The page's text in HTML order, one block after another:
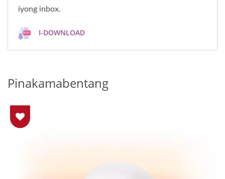
iyong inbox.
I-DOWNLOAD
Pinakamabentang